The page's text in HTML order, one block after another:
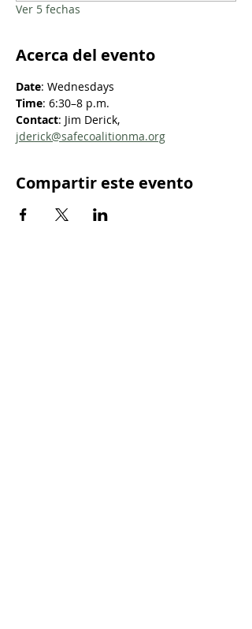
Ver 5 fechas
Acerca del evento
Date: Wednesdays
Time: 6:30–8 p.m.
Contact: Jim Derick,
jderick@safecoalitionma.org
Compartir este evento